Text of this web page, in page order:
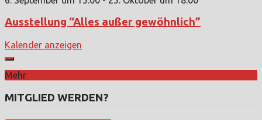
Ausstellung “Alles außer gewöhnlich”
Kalender anzeigen
Mehr
MITGLIED WERDEN?